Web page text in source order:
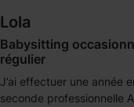
Lola
Babysitting
régulier
J’ai effectuer une année
seconde professionnelle